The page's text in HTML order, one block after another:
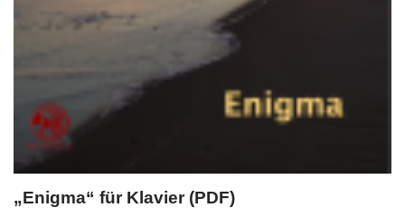
„Enigma“ für Klavier (PDF)